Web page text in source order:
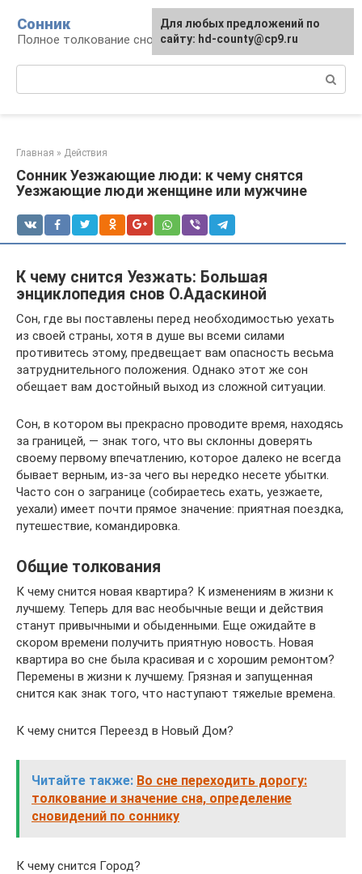
контенту
Сонник
Полное толкование снов
Главная » Действия
Сонник Уезжающие люди: к чему снятся
Уезжающие люди женщине или мужчине
К чему снится Уезжать: Большая
энциклопедия снов О.Адаскиной
Сон, где вы поставлены перед необходимостью уехать
из своей страны, хотя в душе вы всеми силами
противитесь этому, предвещает вам опасность весьма
затруднительного положения. Однако этот же сон
обещает вам достойный выход из сложной ситуации.
Сон, в котором вы прекрасно проводите время, находясь
за границей, — знак того, что вы склонны доверять
своему первому впечатлению, которое далеко не всегда
бывает верным, из-за чего вы нередко несете убытки.
Часто сон о загранице (собираетесь ехать, уезжаете,
уехали) имеет почти прямое значение: приятная поездка,
путешествие, командировка.
Общие толкования
К чему снится новая квартира? К изменениям в жизни к
лучшему. Теперь для вас необычные вещи и действия
станут привычными и обыденными. Еще ожидайте в
скором времени получить приятную новость. Новая
квартира во сне была красивая и с хорошим ремонтом?
Перемены в жизни к лучшему. Грязная и запущенная
снится как знак того, что наступают тяжелые времена.
К чему снится Переезд в Новый Дом?
Читайте также: Во сне переходить дорогу:
толкование и значение сна, определение
сновидений по соннику
К чему снится Город?
Для любых предложений по
сайту: hd-county@cp9.ru